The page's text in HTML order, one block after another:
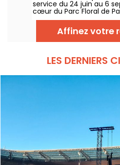
service du 24 juin au 6
cœur du Parc Floral de
encore, Classique au
mélomanes et les
bon tempo et du beau
d’artistes reconnus et
Affinez votre
LES DERNIERS